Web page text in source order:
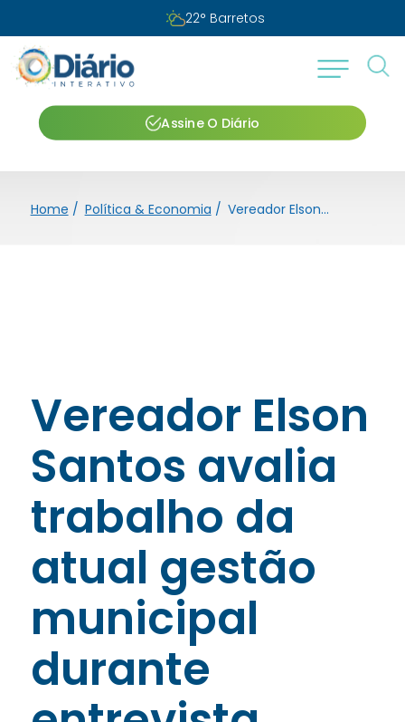
22° Barretos
Assine O Diário
Home / Política & Economia / Vereador Elson Santos avalia trabalho da atual gestão municipal durante entrevista
Vereador Elson
Santos avalia
trabalho da
atual gestão
municipal
durante